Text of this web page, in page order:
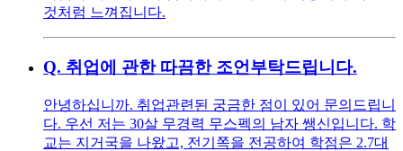
것처럼 느껴집니다.
Q. 취업에 관한 따끔한 조언부탁드립니다.
안녕하십니까. 취업관련된 궁금한 점이 있어 문의드립니
다. 우선 저는 30살 무경력 무스펙의 남자 쌩신입니다. 학
교는 지거국을 나왔고, 전기쪽을 전공하여 학점은 2.7대